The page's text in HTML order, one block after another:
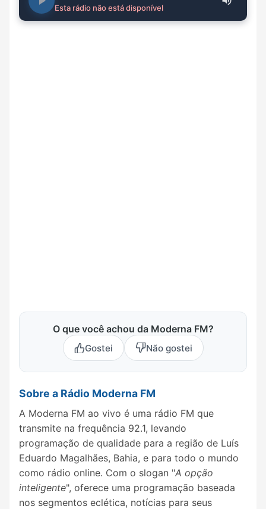
Esta rádio não está disponível
O que você achou da Moderna FM?
Gostei Não gostei
Sobre a Rádio Moderna FM
A Moderna FM ao vivo é uma rádio FM que
transmite na frequência 92.1, levando
programação de qualidade para a região de Luís
Eduardo Magalhães, Bahia, e para todo o mundo
como rádio online. Com o slogan "A opção
inteligente", oferece uma programação baseada
nos segmentos eclética, notícias para seus